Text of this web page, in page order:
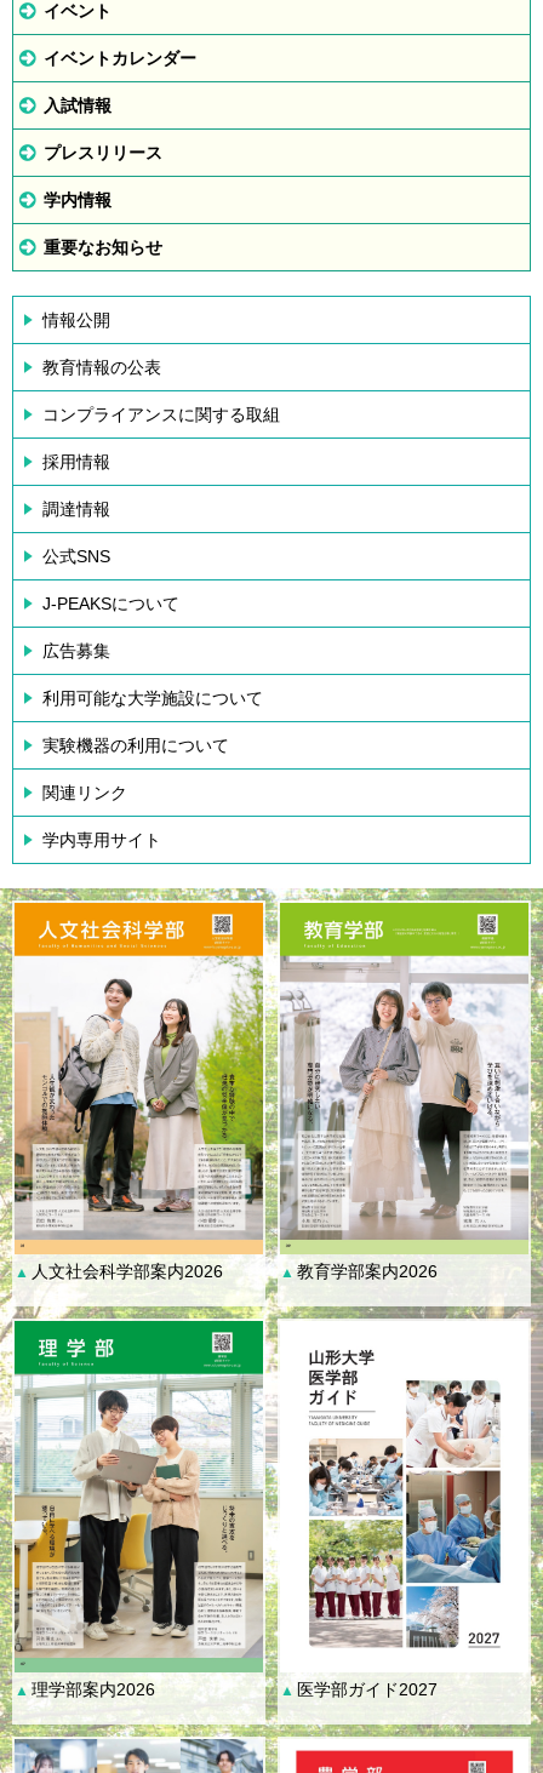
イベント
イベントカレンダー
入試情報
プレスリリース
学内情報
重要なお知らせ
情報公開
教育情報の公表
コンプライアンスに関する取組
採用情報
調達情報
公式SNS
J-PEAKSについて
広告募集
利用可能な大学施設について
実験機器の利用について
関連リンク
学内専用サイト
▲ 人文社会科学部案内2026 ▲ 教育学部案内2026
▲理学部案内2026 ▲ 医学部ガイド2027